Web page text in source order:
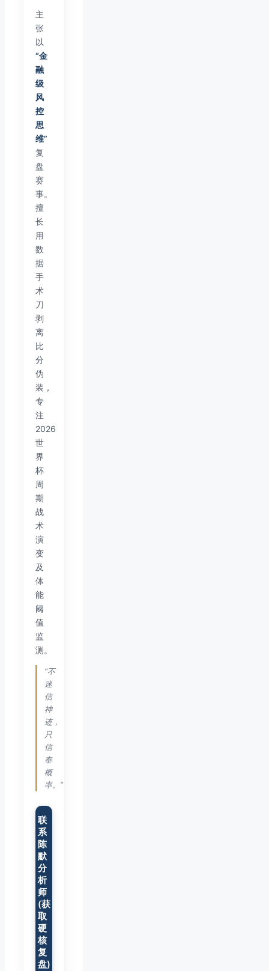
主
张
以
“金
融
级
风
控
思
维”
复
盘
赛
事。
擅
长
用
数
据
手
术
刀
剥
离
比
分
伪
装，
专
注
2026
世
界
杯
周
期
战
术
演
变
及
体
能
阈
值
监
测。
“不
迷
信
神
迹，
只
信
奉
概
率。”
联
系
陈
默
分
析
师
(获
取
硬
核
复
盘)